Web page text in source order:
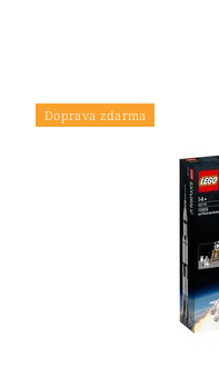
Doprava zdarma